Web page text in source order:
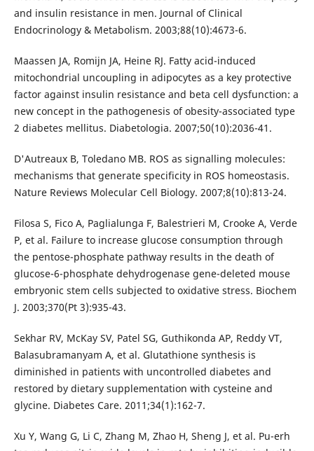
and insulin resistance in men. Journal of Clinical
Endocrinology & Metabolism. 2003;88(10):4673-6.
Maassen JA, Romijn JA, Heine RJ. Fatty acid-induced
mitochondrial uncoupling in adipocytes as a key protective
factor against insulin resistance and beta cell dysfunction: a
new concept in the pathogenesis of obesity-associated type
2 diabetes mellitus. Diabetologia. 2007;50(10):2036-41.
D'Autreaux B, Toledano MB. ROS as signalling molecules:
mechanisms that generate specificity in ROS homeostasis.
Nature Reviews Molecular Cell Biology. 2007;8(10):813-24.
Filosa S, Fico A, Paglialunga F, Balestrieri M, Crooke A, Verde
P, et al. Failure to increase glucose consumption through
the pentose-phosphate pathway results in the death of
glucose-6-phosphate dehydrogenase gene-deleted mouse
embryonic stem cells subjected to oxidative stress. Biochem
J. 2003;370(Pt 3):935-43.
Sekhar RV, McKay SV, Patel SG, Guthikonda AP, Reddy VT,
Balasubramanyam A, et al. Glutathione synthesis is
diminished in patients with uncontrolled diabetes and
restored by dietary supplementation with cysteine and
glycine. Diabetes Care. 2011;34(1):162-7.
Xu Y, Wang G, Li C, Zhang M, Zhao H, Sheng J, et al. Pu-erh